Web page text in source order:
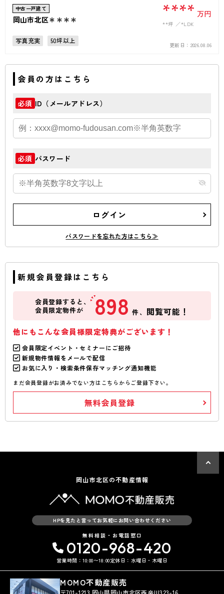
中古一戸建て
岡山市北区＊＊＊＊ **** 万円
**坪 *LDK
写真充実 50坪以上
更新日： 2026.08.06
会員の方はこちら
必須 ID（メールアドレス）
必須 パスワード
ログイン
パスワードを忘れた方はこちら≫
新規会員登録はこちら
会員登録すると、
会員限定物件が
898 件、 閲覧可能！
他にもこんな会員様限定特典がございます！
会員限定イベント・セミナーにご招待
新規物件情報をメールで配信
お気に入り・検索条件保存マッチング通知機能
まだ会員登録がお済みでない方はこちらからご登録下さい。
無料会員登録
岡山市北区の不動産情報
HPを見たと言ってお気軽にお問い合わせください
無料相談・お電話窓口
0120-968-420
営業時間：10:00〜18:00定休日：水曜日・木曜日
MOMO不動産販売
〒701-1213 岡山県岡山市北区西辛川323-16